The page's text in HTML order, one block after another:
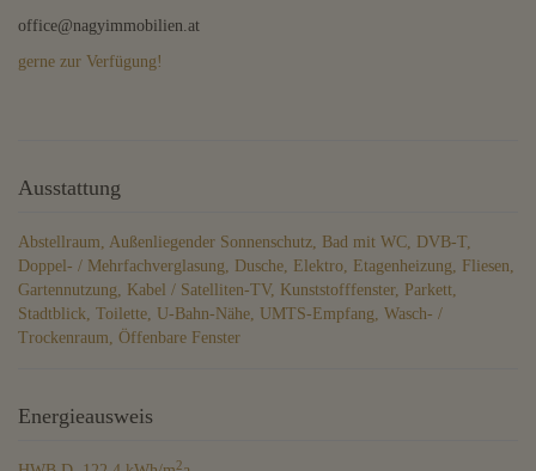
office@nagyimmobilien.at
gerne zur Verfügung!
Ausstattung
Abstellraum Außenliegender Sonnenschutz Bad mit WC
DVB-T
Doppel- / Mehrfachverglasung
Dusche Elektro Etagenheizung
Fliesen
Gartennutzung
Kabel / Satelliten-TV Kunststofffenster
Parkett
Stadtblick Toilette U-Bahn-Nähe UMTS-Empfang Wasch- /
Trockenraum Öffenbare Fenster
Energieausweis
2